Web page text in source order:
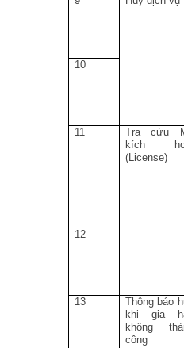
10
11
Tra cứu
kích
(License)
12
13
Thông báo
khi gia
không
công